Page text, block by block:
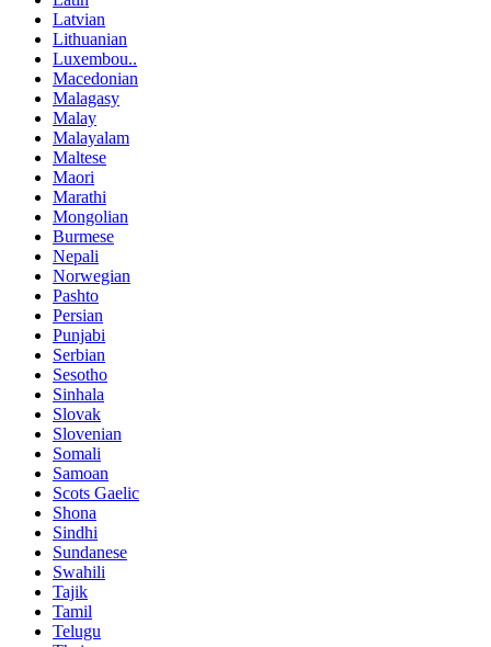
Latvian
Lithuanian
Luxembou..
Macedonian
Malagasy
Malay
Malayalam
Maltese
Maori
Marathi
Mongolian
Burmese
Nepali
Norwegian
Pashto
Persian
Punjabi
Serbian
Sesotho
Sinhala
Slovak
Slovenian
Somali
Samoan
Scots Gaelic
Shona
Sindhi
Sundanese
Swahili
Tajik
Tamil
Telugu